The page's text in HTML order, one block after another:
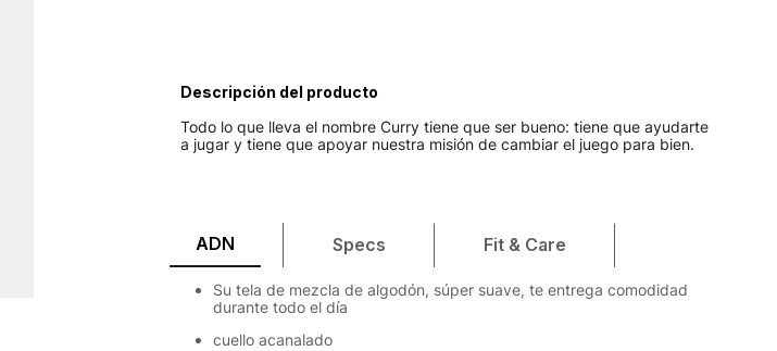
Descripción del producto
Todo lo que lleva el nombre Curry tiene que ser bueno: tiene que ayudarte
a jugar y tiene que apoyar nuestra misión de cambiar el juego para bien.
ADN Specs Fit & Care
Su tela de mezcla de algodón, súper suave, te entrega comodidad
durante todo el día
cuello acanalado